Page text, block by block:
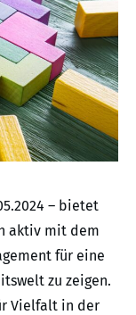
– bietet
aktiv mit dem
für eine
zu zeigen.
Vielfalt in der